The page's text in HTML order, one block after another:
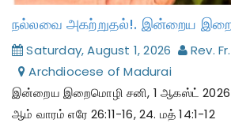
Saturday, August 1, 2026
Rev.
Archdiocese of Madurai
இன்றைய இறைமொழி சனி, 1 ஆகஸ்ட் 2026
ஆம் வாரம் எரே 26:11-16, 24. மத் 14:1-12